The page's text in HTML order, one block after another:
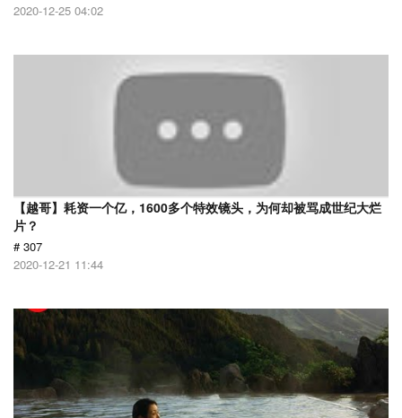
2020-12-25 04:02
【越哥】耗资一个亿，1600多个特效镜头，为何却被骂成世纪大烂
片？
# 307
2020-12-21 11:44